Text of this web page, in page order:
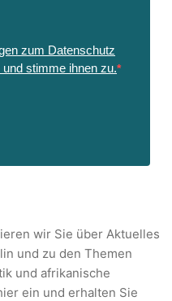
zum Datenschutz
stimme ihnen zu.
wir Sie über Aktuelles
und zu den Themen
und afrikanische
ein und erhalten Sie